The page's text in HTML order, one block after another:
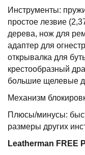
Инструменты:
простое лезвие
дерева, нож для
адаптер для
открывалка для
крестообразный
большие щелевые
Механизм
Плюсы/минусы:
размеры других
Leatherman FREE P